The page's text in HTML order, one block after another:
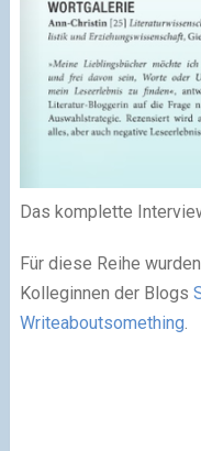
Das komplette
Für diese Reihe
Kolleginnen der Blogs
Writeaboutsomething.